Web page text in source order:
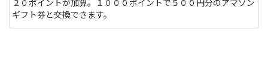
２０ポイントが加算。１０００ポイントで５００円分のアマゾン
ギフト券と交換できます。